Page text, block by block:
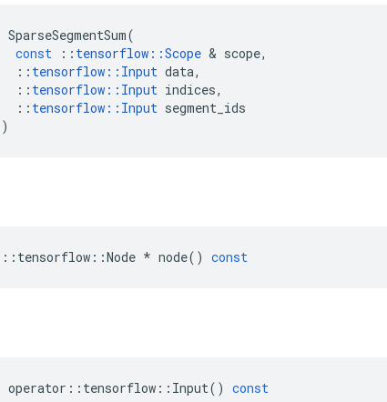
SparseSegmentSum(
const
:: tensorflow ::Scope & scope,
:: tensorflow :: Input data,
:: tensorflow :: Input indices,
:: tensorflow :: Input segment_ids
)
:: tensorflow ::Node * node() const
operator :: tensorflow :: Input() const